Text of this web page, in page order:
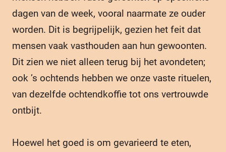
dagen van de week, vooral naarmate ze ouder
worden. Dit is begrijpelijk, gezien het feit dat
mensen vaak vasthouden aan hun gewoonten.
Dit zien we niet alleen terug bij het avondeten;
ook ’s ochtends hebben we onze vaste rituelen,
van dezelfde ochtendkoffie tot ons vertrouwde
ontbijt.
Hoewel het goed is om gevarieerd te eten,